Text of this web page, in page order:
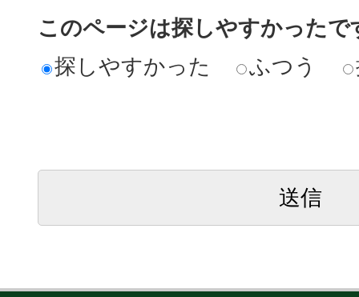
このページは探しやすかったで
探しやすかった
ふつう